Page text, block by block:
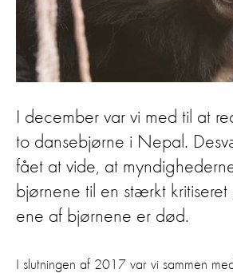
I december var vi med til at
to dansebjørne i Nepal.
fået at vide, at
bjørnene til en stærkt
ene af bjørnene er død.
I slutningen af 2017 var vi sammen